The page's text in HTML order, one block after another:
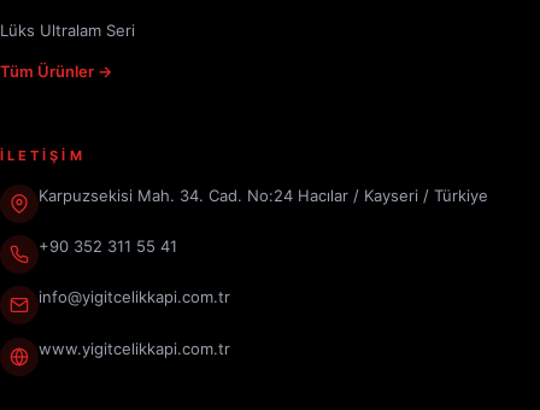
Lüks Ultralam Seri
Tüm Ürünler →
İLETİŞİM
Karpuzsekisi Mah. 34. Cad. No:24 Hacılar / Kayseri / Türkiye
+90 352 311 55 41
info@yigitcelikkapi.com.tr
www.yigitcelikkapi.com.tr